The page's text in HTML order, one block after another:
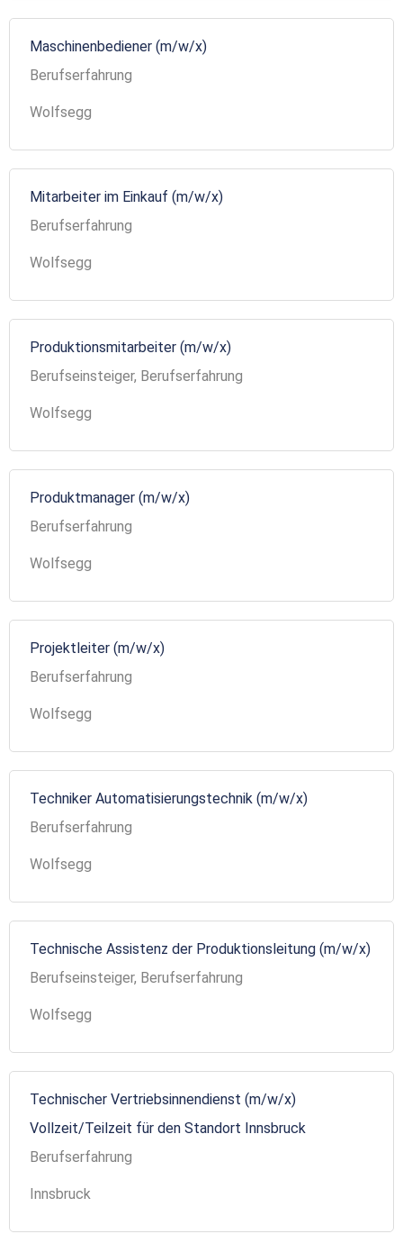
Maschinenbediener (m/w/x)
Berufserfahrung
Wolfsegg
Mitarbeiter im Einkauf (m/w/x)
Berufserfahrung
Wolfsegg
Produktionsmitarbeiter (m/w/x)
Berufseinsteiger, Berufserfahrung
Wolfsegg
Produktmanager (m/w/x)
Berufserfahrung
Wolfsegg
Projektleiter (m/w/x)
Berufserfahrung
Wolfsegg
Techniker Automatisierungstechnik (m/w/x)
Berufserfahrung
Wolfsegg
Technische Assistenz der Produktionsleitung (m/w/x)
Berufseinsteiger, Berufserfahrung
Wolfsegg
Technischer Vertriebsinnendienst (m/w/x)
Vollzeit/Teilzeit für den Standort Innsbruck
Berufserfahrung
Innsbruck